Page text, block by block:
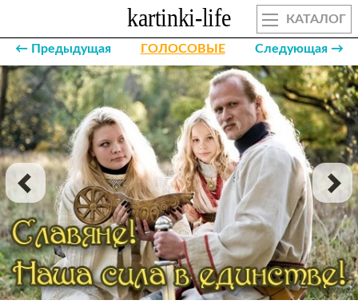
КАТАЛОГ
← Предыдущая ГОЛОСОВЫЕ Следующая →